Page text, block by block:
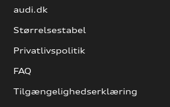
audi.dk
Størrelsestabel
Privatlivspolitik
FAQ
Tilgængelighedserklæring